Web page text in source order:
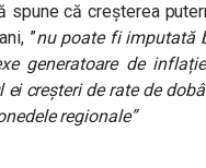
spune că creșterea
”nu poate fi imputată
generatoare de
ei creșteri de rate de
regionale”